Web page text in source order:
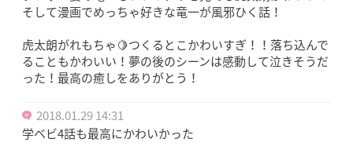
そして漫画でめっちゃ好きな竜一が風邪ひく話！
虎太朗がれもちゃ🍋つくるとこかわいすぎ！！落ち込んで
ることもかわいい！夢の後のシーンは感動して泣きそうだ
った！最高の癒しをありがとう！
2018.01.29 14:31
学ベビ4話も最高にかわいかった